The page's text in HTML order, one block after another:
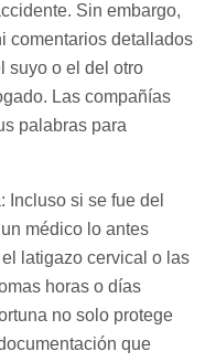
Sin embargo,
comentarios detallados
suyo o el del otro
Las compañías
palabras para
Incluso si se fue del
médico lo antes
latigazo cervical o las
horas o días
no solo protege
que